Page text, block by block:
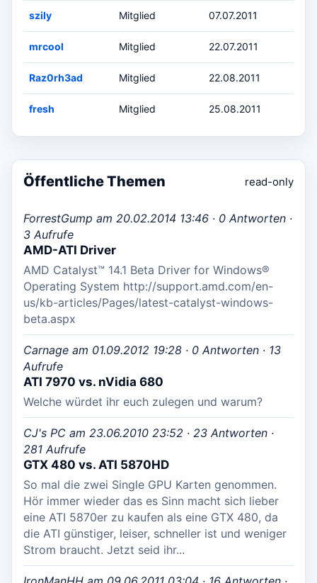
szily Mitglied 07.07.2011
mrcool Mitglied 22.07.2011
Raz0rh3ad Mitglied 22.08.2011
fresh Mitglied 25.08.2011
Öffentliche Themen read-only
ForrestGump am 20.02.2014 13:46 · 0 Antworten ·
3 Aufrufe
AMD-ATI Driver
AMD Catalyst™ 14.1 Beta Driver for Windows®
Operating System http://support.amd.com/en-
us/kb-articles/Pages/latest-catalyst-windows-
beta.aspx
Carnage am 01.09.2012 19:28 · 0 Antworten · 13
Aufrufe
ATI 7970 vs. nVidia 680
Welche würdet ihr euch zulegen und warum?
CJ's PC am 23.06.2010 23:52 · 23 Antworten ·
281 Aufrufe
GTX 480 vs. ATI 5870HD
So mal die zwei Single GPU Karten genommen.
Hör immer wieder das es Sinn macht sich lieber
eine ATI 5870er zu kaufen als eine GTX 480, da
die ATI günstiger, leiser, schneller ist und weniger
Strom braucht. Jetzt seid ihr...